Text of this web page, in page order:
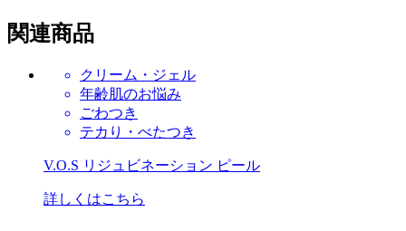
関連商品
クリーム・ジェル
年齢肌のお悩み
ごわつき
テカり・べたつき
V.O.S リジュビネーション ピール
詳しくはこちら